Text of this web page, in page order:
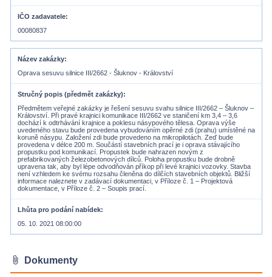
IČO zadavatele
00080837
Název zakázky
Oprava sesuvu silnice III/2662 - Šluknov - Království
Stručný popis (předmět zakázky)
Předmětem veřejné zakázky je řešení sesuvu svahu silnice III/2662 – Šluknov –
Království. Při pravé krajnici komunikace III/2662 ve staničení km 3,4 – 3,6
dochází k odtrhávání krajnice a poklesu násypového tělesa. Oprava výše
uvedeného stavu bude provedena vybudováním opěrné zdi (prahu) umístěné na
koruně násypu. Založení zdi bude provedeno na mikropilotách. Zeď bude
provedena v délce 200 m. Součástí stavebních prací je i oprava stávajícího
propustku pod komunikací. Propustek bude nahrazen novým z
prefabrikovaných železobetonových dílců. Poloha propustku bude drobně
upravena tak, aby byl lépe odvodňován příkop při levé krajnici vozovky. Stavba
není vzhledem ke svému rozsahu členěna do dílčích stavebních objektů. Bližší
informace naleznete v zadávací dokumentaci, v Příloze č. 1 – Projektová
dokumentace, v Příloze č. 2 – Soupis prací.
Lhůta pro podání nabídek
05. 10. 2021 08:00:00
attach_file Dokumenty